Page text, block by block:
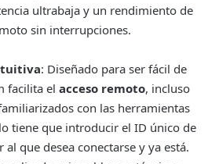
ultrabaja y un rendimiento de
sin interrupciones.
: Diseñado para ser fácil de
facilita el acceso remoto, incluso
con las herramientas
tiene que introducir el ID único de
que desea conectarse y ya está.